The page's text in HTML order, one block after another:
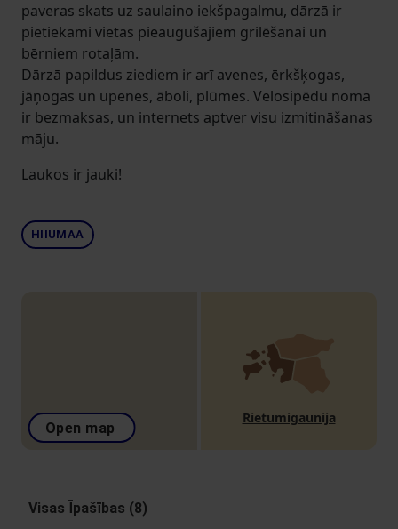
paveras skats uz saulaino iekšpagalmu, dārzā ir
pietiekami vietas pieaugušajiem grilēšanai un
bērniem rotaļām.
Dārzā papildus ziediem ir arī avenes, ērkšķogas,
jāņogas un upenes, āboli, plūmes. Velosipēdu noma
ir bezmaksas, un internets aptver visu izmitināšanas
māju.
Laukos ir jauki!
HIIUMAA
Open map
Rietumigaunija
Visas Īpašības (8)